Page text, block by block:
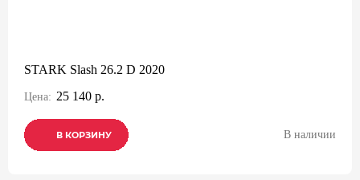
STARK Slash 26.2 D 2020
Цена: 25 140 р.
В КОРЗИНУ
В КОРЗИНУ
В КОРЗИНУ В наличии